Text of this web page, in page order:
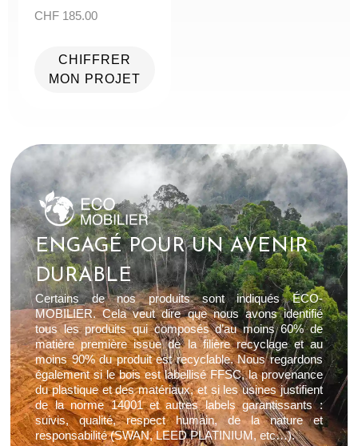
CHF185.00
CHIFFRER
MON PROJET
ENGAGÉ POUR UN AVENIR
DURABLE
Certains de nos produits sont indiqués ÉCO-
MOBILIER. Cela veut dire que nous avons identifié
tous les produits qui composés d’au moins 60% de
matière première issue de la filière recyclage et au
moins 90% du produit est recyclable. Nous regardons
également si le bois est labellisé FFSC, la provenance
du plastique et des matériaux, et si les usines justifient
de la norme 14001 et autres labels garantissants :
suivis, qualité, respect humain, de la nature et
responsabilité (SWAN, LEED PLATINIUM, etc…).